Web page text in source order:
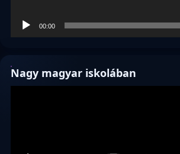
00:00
Nagy magyar iskolában